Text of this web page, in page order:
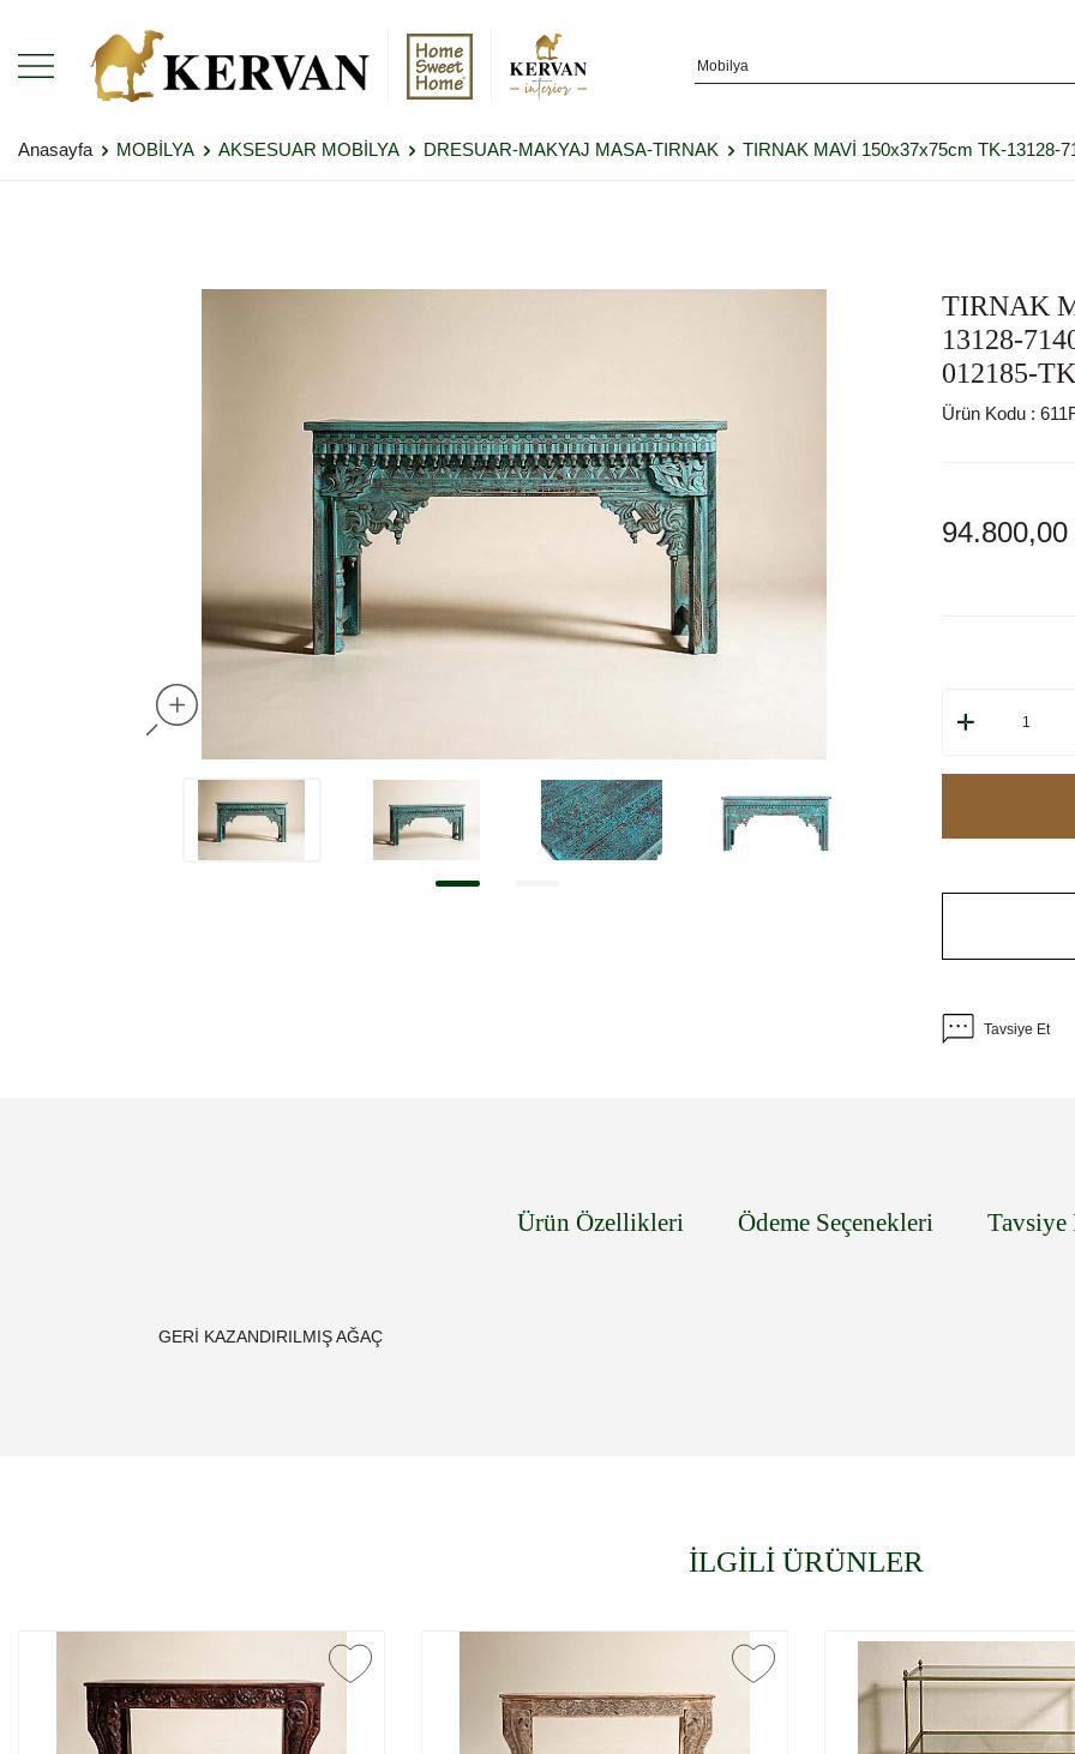
Anasayfa MOBİLYA AKSESUAR MOBİLYA DRESUAR-MAKYAJ MASA-TIRNAK TIRNAK MAVİ 150x37x75cm TK-13128-
TIRNAK
13128-
012185-
Ürün Kodu :
94.800,00
Tavsiye Et
Ürün Özellikleri Ödeme Seçenekleri Tavsiye
GERİ KAZANDIRILMIŞ AĞAÇ
İLGİLİ ÜRÜNLER